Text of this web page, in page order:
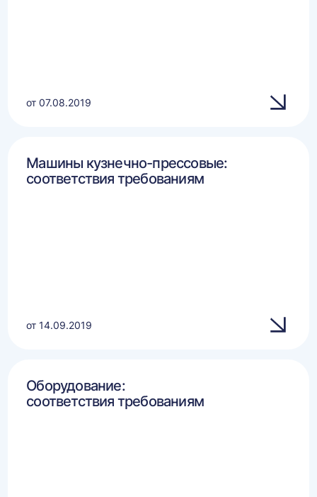
от 07.08.2019
Машины кузнечно-прессовые:
соответствия требованиям
от 14.09.2019
Оборудование:
соответствия требованиям